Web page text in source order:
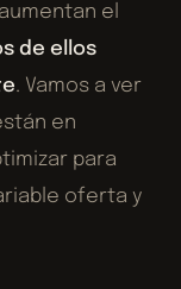
el
de ellos
. Vamos a ver
en
para
oferta y